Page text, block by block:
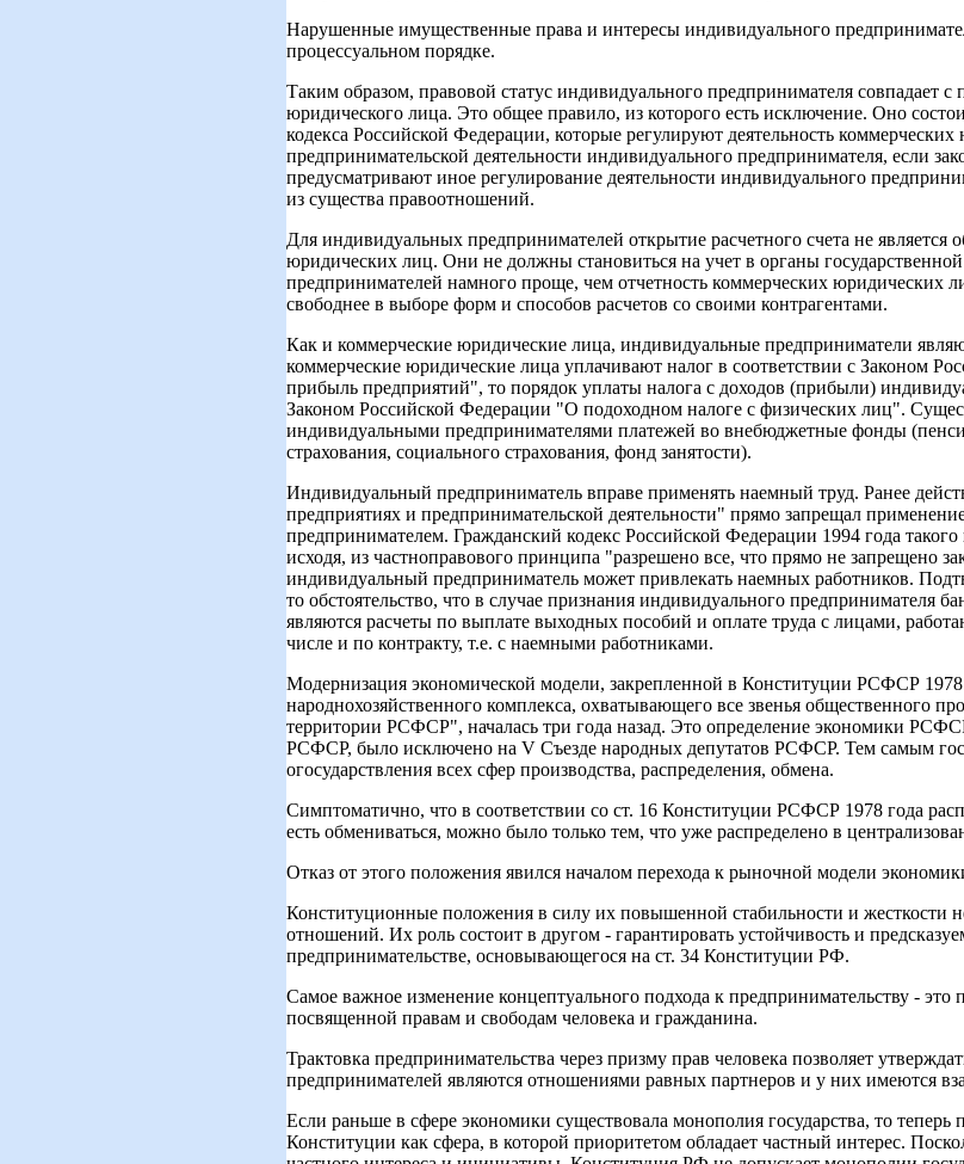
Нарушенные имущественные права и интересы индивидуального
процессуальном порядке.
Таким образом, правовой статус индивидуального предпринимателя совпадает с
юридического лица. Это общее правило, из которого есть исключение. Оно
кодекса Российской Федерации, которые регулируют деятельность
предпринимательской деятельности индивидуального предпринимателя, если
предусматривают иное регулирование деятельности индивидуального
из существа правоотношений.
Для индивидуальных предпринимателей открытие расчетного счета не является
юридических лиц. Они не должны становиться на учет в органы
предпринимателей намного проще, чем отчетность коммерческих юридических
свободнее в выборе форм и способов расчетов со своими контрагентами.
Как и коммерческие юридические лица, индивидуальные предприниматели
коммерческие юридические лица уплачивают налог в соответствии с Законом
прибыль предприятий", то порядок уплаты налога с доходов (прибыли)
Законом Российской Федерации "О подоходном налоге с физических лиц".
индивидуальными предпринимателями платежей во внебюджетные фонды
страхования, социального страхования, фонд занятости).
Индивидуальный предприниматель вправе применять наемный труд. Ранее
предприятиях и предпринимательской деятельности" прямо запрещал
предпринимателем. Гражданский кодекс Российской Федерации 1994 года
исходя, из частноправового принципа "разрешено все, что прямо не запрещено
индивидуальный предприниматель может привлекать наемных работников.
то обстоятельство, что в случае признания индивидуального предпринимателя
являются расчеты по выплате выходных пособий и оплате труда с лицами,
числе и по контракту, т.е. с наемными работниками.
Модернизация экономической модели, закрепленной в Конституции РСФСР 1978
народнохозяйственного комплекса, охватывающего все звенья общественного
территории РСФСР", началась три года назад. Это определение экономики
РСФСР, было исключено на V Съезде народных депутатов РСФСР. Тем самым
огосударствления всех сфер производства, распределения, обмена.
Симптоматично, что в соответствии со ст. 16 Конституции РСФСР 1978 года
есть обмениваться, можно было только тем, что уже распределено в
Отказ от этого положения явился началом перехода к рыночной модели
Конституционные положения в силу их повышенной стабильности и жесткости
отношений. Их роль состоит в другом - гарантировать устойчивость и
предпринимательстве, основывающегося на ст. 34 Конституции РФ.
Самое важное изменение концептуального подхода к предпринимательству - это
посвященной правам и свободам человека и гражданина.
Трактовка предпринимательства через призму прав человека позволяет
предпринимателей являются отношениями равных партнеров и у них имеются
Если раньше в сфере экономики существовала монополия государства, то теперь
Конституции как сфера, в которой приоритетом обладает частный интерес.